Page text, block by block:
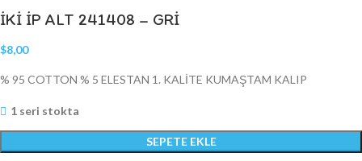
İKİ İP ALT 241408 – GRİ
$8,00
% 95 COTTON % 5 ELESTAN 1. KALİTE KUMAŞTAM KALIP
1 seri stokta
SEPETE EKLE